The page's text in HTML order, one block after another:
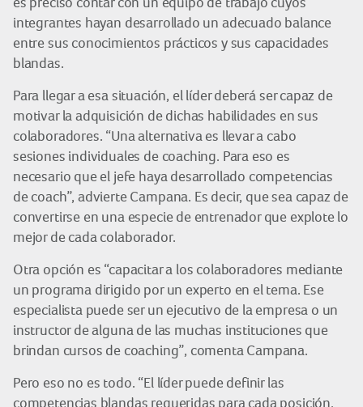
integrantes hayan desarrollado un adecuado balance
entre sus conocimientos prácticos y sus capacidades
blandas.
Para llegar a esa situación, el líder deberá ser capaz de
motivar la adquisición de dichas habilidades en sus
colaboradores. “Una alternativa es llevar a cabo
sesiones individuales de coaching. Para eso es
necesario que el jefe haya desarrollado competencias
de coach”, advierte Campana. Es decir, que sea capaz de
convertirse en una especie de entrenador que explote lo
mejor de cada colaborador.
Otra opción es “capacitar a los colaboradores mediante
un programa dirigido por un experto en el tema. Ese
especialista puede ser un ejecutivo de la empresa o un
instructor de alguna de las muchas instituciones que
brindan cursos de coaching”, comenta Campana.
Pero eso no es todo. “El líder puede definir las
competencias blandas requeridas para cada posición,